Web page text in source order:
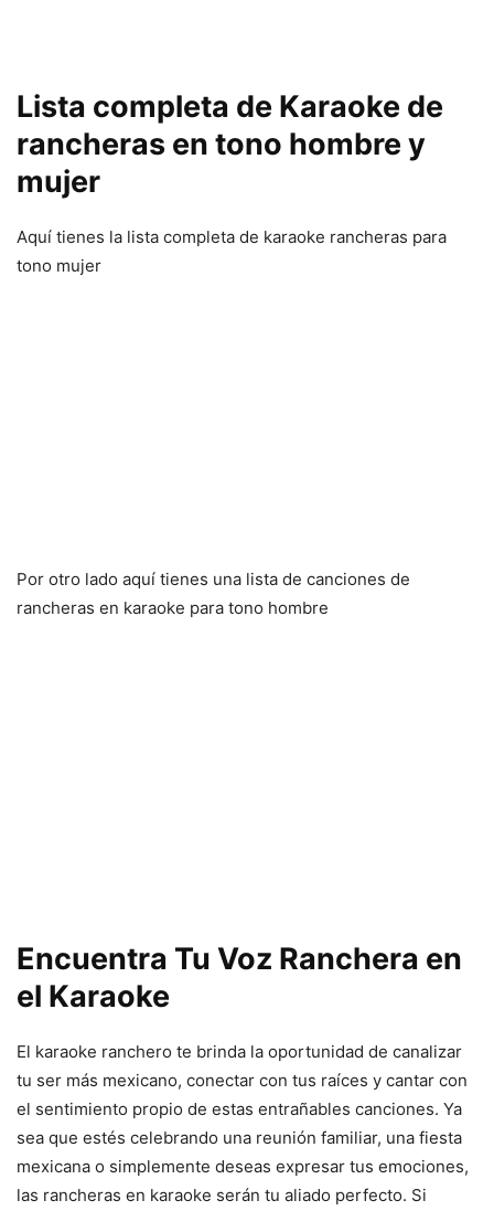
Lista completa de Karaoke de
rancheras en tono hombre y
mujer
Aquí tienes la lista completa de karaoke rancheras para
tono mujer
Por otro lado aquí tienes una lista de canciones de
rancheras en karaoke para tono hombre
Encuentra Tu Voz Ranchera en
el Karaoke
El karaoke ranchero te brinda la oportunidad de canalizar
tu ser más mexicano, conectar con tus raíces y cantar con
el sentimiento propio de estas entrañables canciones. Ya
sea que estés celebrando una reunión familiar, una fiesta
mexicana o simplemente deseas expresar tus emociones,
las rancheras en karaoke serán tu aliado perfecto. Si